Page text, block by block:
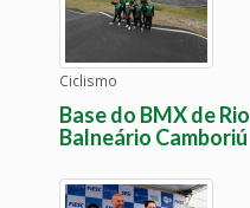
Ciclismo
Base do BMX de
Balneário Camboriú